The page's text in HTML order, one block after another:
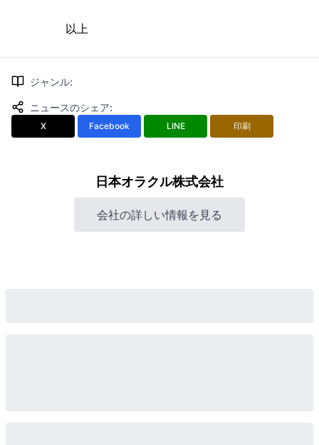
以上
ジャンル:
ニュースのシェア:
X Facebook LINE 印刷
日本オラクル株式会社
会社の詳しい情報を見る